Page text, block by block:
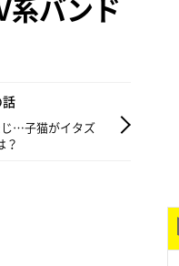
バンド
…子猫がイタズ
？